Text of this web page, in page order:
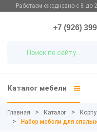
Работаем ежедневно с 8 до
+7 (926)
Каталог мебели
Главная Каталог
Набор мебели для